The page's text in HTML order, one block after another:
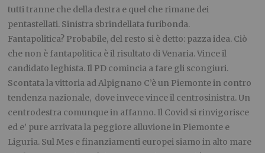
tutti tranne che della destra e quel che rimane dei
pentastellati. Sinistra sbrindellata furibonda.
Fantapolitica? Probabile, del resto si è detto: pazza idea. Ciò
che non è fantapolitica è il risultato di Venaria. Vince il
candidato leghista. Il PD comincia a fare gli scongiuri.
Scontata la vittoria ad Alpignano C’è un Piemonte in contro
tendenza nazionale, dove invece vince il centrosinistra. Un
centrodestra comunque in affanno. Il Covid si rinvigorisce
ed e’ pure arrivata la peggiore alluvione in Piemonte e
Liguria. Sul Mes e finanziamenti europei siamo in alto mare